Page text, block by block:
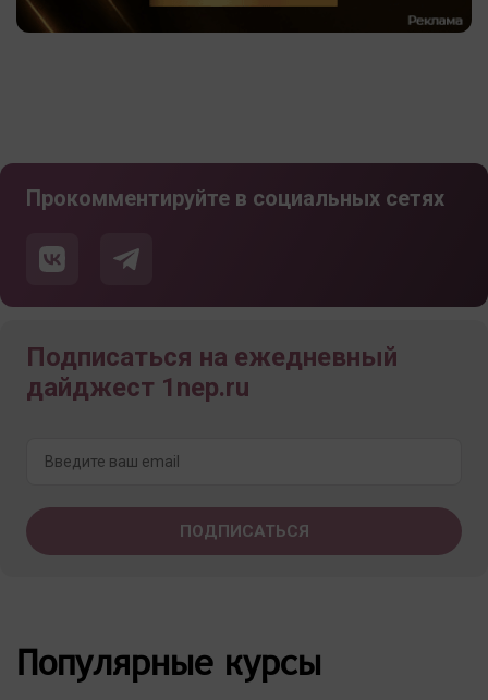
Прокомментируйте в социальных сетях
Подписаться на ежедневный
дайджест 1nep.ru
Популярные курсы